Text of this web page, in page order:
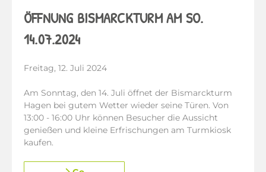
ÖFFNUNG BISMARCKTURM AM SO.
14.07.2024
Freitag, 12. Juli 2024
Am Sonntag, den 14. Juli öffnet der Bismarckturm
Hagen bei gutem Wetter wieder seine Türen. Von
13:00 - 16:00 Uhr können Besucher die Aussicht
genießen und kleine Erfrischungen am Turmkiosk
kaufen.